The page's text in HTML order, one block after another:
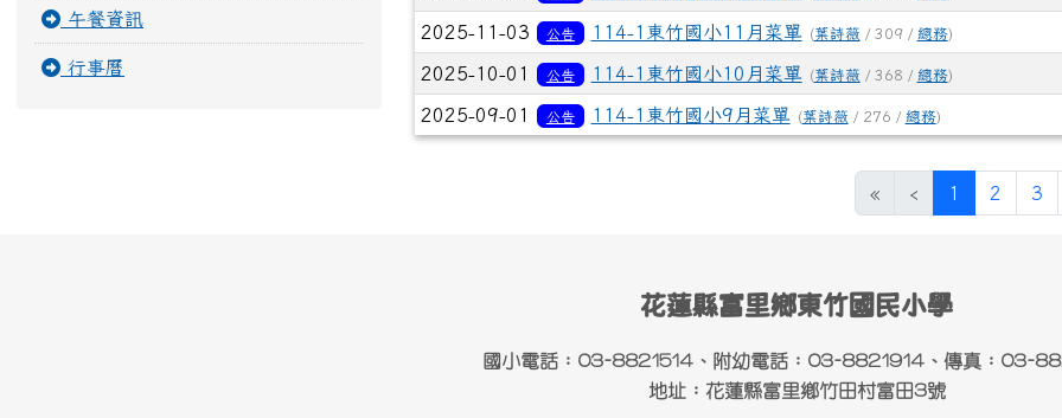
午餐資訊
行事曆
2025-11-03 公告 114-1東竹國小11月菜單 (葉詩薇 / 309 / 總務)
2025-10-01 公告 114-1東竹國小10月菜單 (葉詩薇 / 368 / 總務)
2025-09-01 公告 114-1東竹國小9月菜單 (葉詩薇 / 276 / 總務)
« ‹ 1 (目前頁次)
2 3
花蓮縣富里鄉東竹國民小學
國小電話：03-8821514、附幼電話：03-8821914、傳真：03-
地址：花蓮縣富里鄉竹田村富田3號